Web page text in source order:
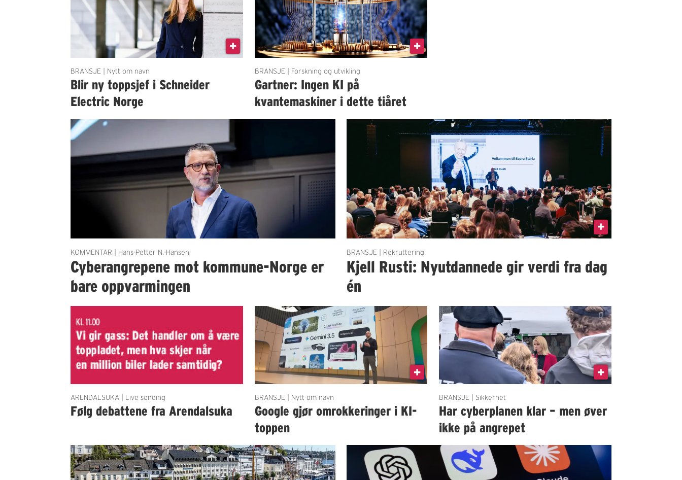
BRANSJE | Nytt om navn
Blir ny toppsjef i Schneider
Electric Norge
BRANSJE | Forskning og utvikling
Gartner: Ingen KI på
kvantemaskiner i dette tiåret
KOMMENTAR | Hans-Petter N.-Hansen
Cyberangrepene mot kommune-Norge er
bare oppvarmingen
BRANSJE | Rekruttering
Kjell Rusti: Nyutdannede gir verdi fra dag
én
ARENDALSUKA | Live sending
Følg debattene fra Arendalsuka
BRANSJE | Nytt om navn
Google gjør omrokkeringer i KI-
toppen
BRANSJE | Sikkerhet
Har cyberplanen klar – men øver
ikke på angrepet